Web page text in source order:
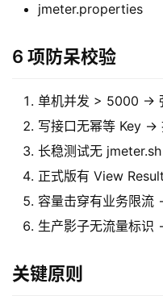
jmeter.properties
6 项防呆校验
单机并发 > 5000 →
写接口无幂等 Key →
长稳测试无
正式版有 View
容量击穿有业务限流
生产影子无流量标识
关键原则